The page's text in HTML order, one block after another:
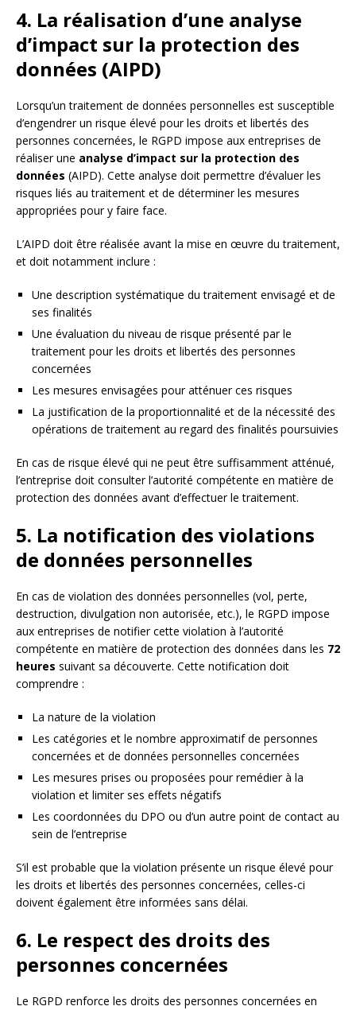
4. La réalisation d’une analyse
d’impact sur la protection des
données (AIPD)
Lorsqu’un traitement de données personnelles est susceptible
d’engendrer un risque élevé pour les droits et libertés des
personnes concernées, le RGPD impose aux entreprises de
réaliser une analyse d’impact sur la protection des
données (AIPD). Cette analyse doit permettre d’évaluer les
risques liés au traitement et de déterminer les mesures
appropriées pour y faire face.
L’AIPD doit être réalisée avant la mise en œuvre du traitement,
et doit notamment inclure :
Une description systématique du traitement envisagé et de
ses finalités
Une évaluation du niveau de risque présenté par le
traitement pour les droits et libertés des personnes
concernées
Les mesures envisagées pour atténuer ces risques
La justification de la proportionnalité et de la nécessité des
opérations de traitement au regard des finalités poursuivies
En cas de risque élevé qui ne peut être suffisamment atténué,
l’entreprise doit consulter l’autorité compétente en matière de
protection des données avant d’effectuer le traitement.
5. La notification des violations
de données personnelles
En cas de violation des données personnelles (vol, perte,
destruction, divulgation non autorisée, etc.), le RGPD impose
aux entreprises de notifier cette violation à l’autorité
compétente en matière de protection des données dans les 72
heures suivant sa découverte. Cette notification doit
comprendre :
La nature de la violation
Les catégories et le nombre approximatif de personnes
concernées et de données personnelles concernées
Les mesures prises ou proposées pour remédier à la
violation et limiter ses effets négatifs
Les coordonnées du DPO ou d’un autre point de contact au
sein de l’entreprise
S’il est probable que la violation présente un risque élevé pour
les droits et libertés des personnes concernées, celles-ci
doivent également être informées sans délai.
6. Le respect des droits des
personnes concernées
Le RGPD renforce les droits des personnes concernées en